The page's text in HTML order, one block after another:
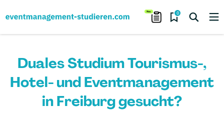
0
Duales Studium Tourismus-,
Hotel- und Eventmanagement
in Freiburg gesucht?